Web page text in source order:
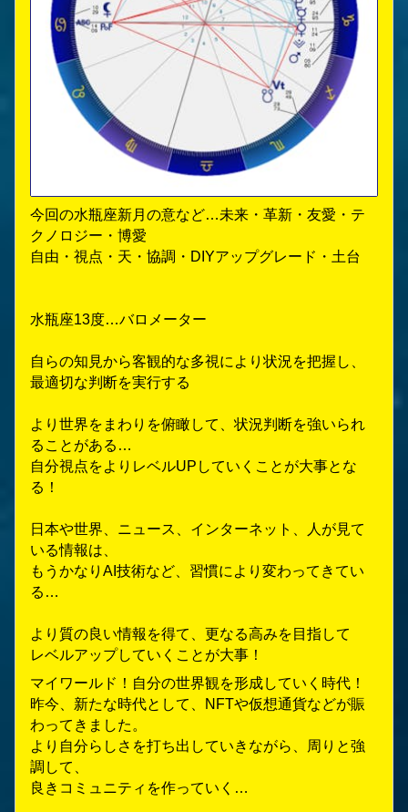
今回の水瓶座新月の意など…未来・革新・友愛・テ
クノロジー・博愛
自由・視点・天・協調・DIYアップグレード・土台
水瓶座13度…バロメーター
自らの知見から客観的な多視により状況を把握し、
最適切な判断を実行する
より世界をまわりを俯瞰して、状況判断を強いられ
ることがある…
自分視点をよりレベルUPしていくことが大事とな
る！
日本や世界、ニュース、インターネット、人が見て
いる情報は、
もうかなりAI技術など、習慣により変わってきてい
る…
より質の良い情報を得て、更なる高みを目指して
レベルアップしていくことが大事！
マイワールド！自分の世界観を形成していく時代！
昨今、新たな時代として、NFTや仮想通貨などが賑
わってきました。
より自分らしさを打ち出していきながら、周りと強
調して、
良きコミュニティを作っていく…